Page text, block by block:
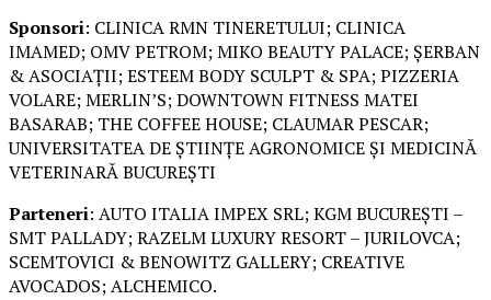
Sponsori: CLINICA RMN TINERETULUI; CLINICA
IMAMED; OMV PETROM; MIKO BEAUTY PALACE; ȘERBAN
& ASOCIAȚII; ESTEEM BODY SCULPT & SPA; PIZZERIA
VOLARE; MERLIN’S; DOWNTOWN FITNESS MATEI
BASARAB; THE COFFEE HOUSE; CLAUMAR PESCAR;
UNIVERSITATEA DE ȘTIINȚE AGRONOMICE ȘI MEDICINĂ
VETERINARĂ BUCUREȘTI
Parteneri: AUTO ITALIA IMPEX SRL; KGM BUCUREȘTI –
SMT PALLADY; RAZELM LUXURY RESORT – JURILOVCA;
SCEMTOVICI & BENOWITZ GALLERY; CREATIVE
AVOCADOS; ALCHEMICO.